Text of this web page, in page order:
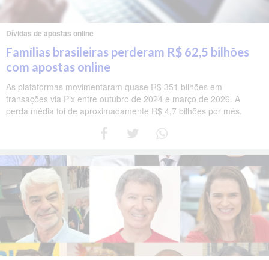
Dívidas de apostas online
Famílias brasileiras perderam R$ 62,5 bilhões
com apostas online
As plataformas movimentaram quase R$ 351 bilhões em
transações via Pix entre outubro de 2024 e março de 2026. A
perda média foi de aproximadamente R$ 4,7 bilhões por mês.